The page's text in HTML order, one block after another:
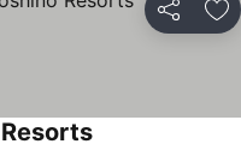
Kongsi